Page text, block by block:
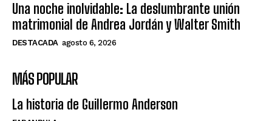
Una noche inolvidable: La deslumbrante unión
matrimonial de Andrea Jordán y Walter Smith
DESTACADA agosto 6, 2026
MÁS POPULAR
La historia de Guillermo Anderson